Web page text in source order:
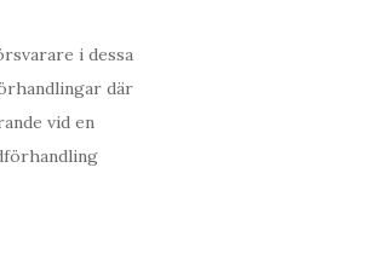
i dessa
där
vid en